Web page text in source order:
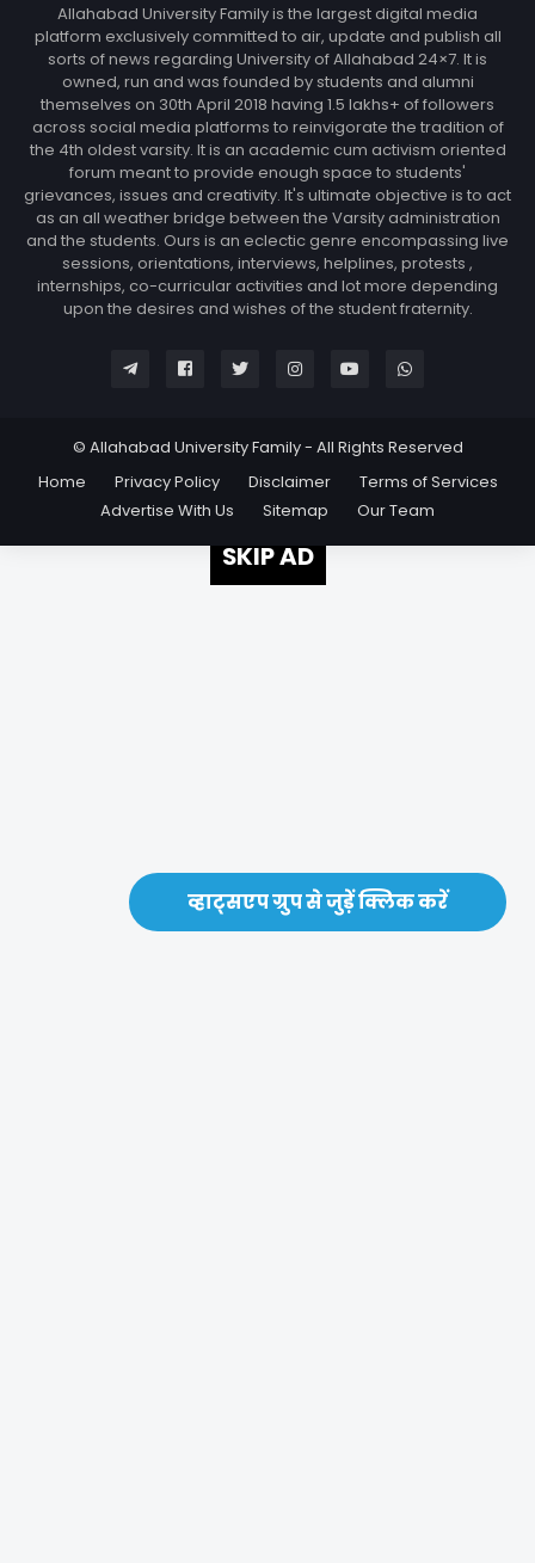
व्हाट्सएप ग्रुप से जुड़ें क्लिक करें
Allahabad University Family is the largest digital media
platform exclusively committed to air, update and publish all
sorts of news regarding University of Allahabad 24×7. It is
owned, run and was founded by students and alumni
themselves on 30th April 2018 having 1.5 lakhs+ of followers
across social media platforms to reinvigorate the tradition of
the 4th oldest varsity. It is an academic cum activism oriented
forum meant to provide enough space to students'
grievances, issues and creativity. It's ultimate objective is to act
as an all weather bridge between the Varsity administration
and the students. Ours is an eclectic genre encompassing live
sessions, orientations, interviews, helplines, protests ,
internships, co-curricular activities and lot more depending
upon the desires and wishes of the student fraternity.
© Allahabad University Family - All Rights Reserved
Home
Privacy Policy Disclaimer
Terms of Services
Advertise With Us
Sitemap Our Team
SKIP AD